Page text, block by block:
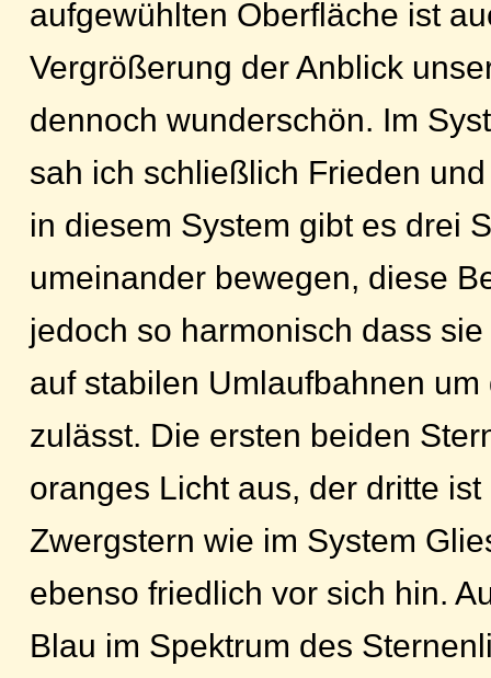
aufgewühlten Oberfläche ist
Vergrößerung der Anblick
dennoch wunderschön. Im
sah ich schließlich Frieden
in diesem System gibt es drei
umeinander bewegen, diese
jedoch so harmonisch dass
auf stabilen Umlaufbahnen
zulässt. Die ersten beiden
oranges Licht aus, der dritte ist
Zwergstern wie im System
ebenso friedlich vor sich hin.
Blau im Spektrum des